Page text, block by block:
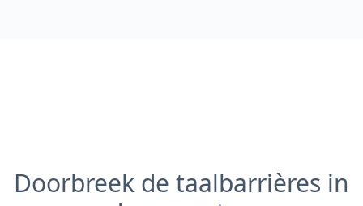
Doorbreek de taalbarrières in